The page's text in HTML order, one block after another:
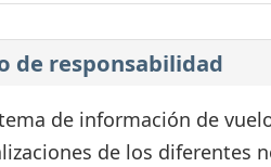
de responsabilidad
de información de
de los diferentes